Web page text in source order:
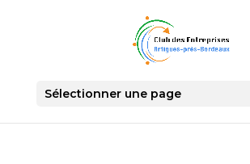
Sélectionner une page